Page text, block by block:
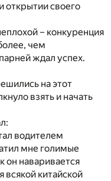
открытии своего
– конкуренция
чем
ждал успех.
на этот
взять и начать
водителем
мне голимые
он наваривается
всякой китайской